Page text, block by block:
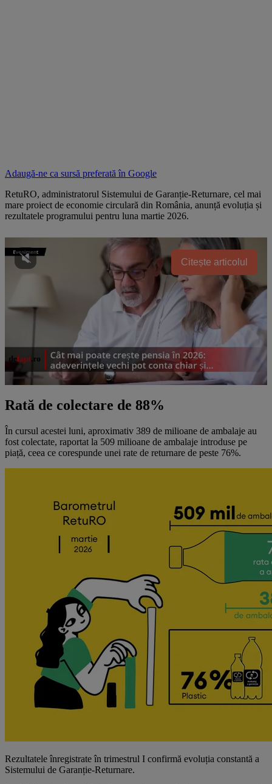
Adaugă-ne ca sursă preferată în Google
RetuRO, administratorul Sistemului de Garanție-Returnare, cel mai
mare proiect de economie circulară din România, anunță evoluția și
rezultatele programului pentru luna martie 2026.
Citește articolul
Rată de colectare de 88%
În cursul acestei luni, aproximativ 389 de milioane de ambalaje au
fost colectate, raportat la 509 milioane de ambalaje introduse pe
piață, ceea ce corespunde unei rate de returnare de peste 76%.
Rezultatele înregistrate în trimestrul I confirmă evoluția constantă a
Sistemului de Garanție-Returnare.